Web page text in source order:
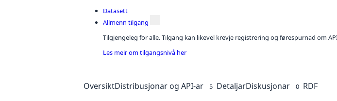
Datasett
Allmenn tilgang
Tilgjengeleg for alle. Tilgang kan likevel krevje registrering og førespurnad om
Les meir om tilgangsnivå her
OversiktDistribusjonar og API-ar 5 DetaljarDiskusjonar 0 RDF